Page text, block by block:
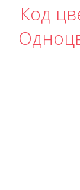
Код